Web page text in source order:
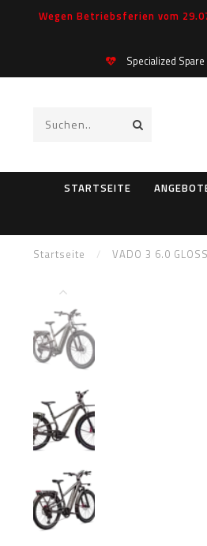
Wegen Betriebsferien vom
Specialized
STARTSEITE
Startseite / VADO 3 6.0